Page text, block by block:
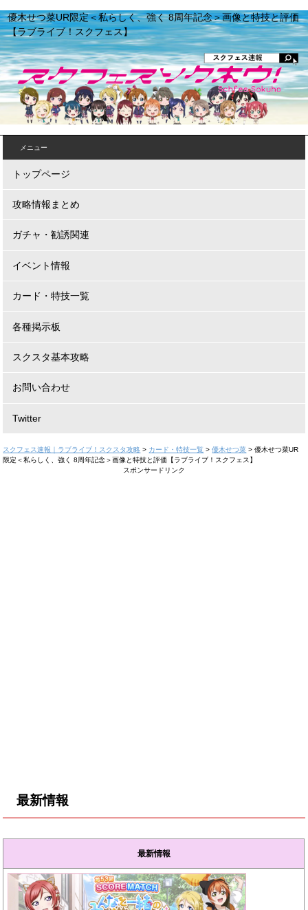
優木せつ菜UR限定＜私らしく、強く 8周年記念＞画像と特技と評価
【ラブライブ！スクフェス】
メニュー
トップページ
攻略情報まとめ
ガチャ・勧誘関連
イベント情報
カード・特技一覧
各種掲示板
スクスタ基本攻略
お問い合わせ
Twitter
スクフェス速報｜ラブライブ！スクスタ攻略 > カード・特技一覧 >優木せつ菜 >優木せつ菜UR
限定＜私らしく、強く 8周年記念＞画像と特技と評価【ラブライブ！スクフェス】
スポンサードリンク
最新情報
最新情報